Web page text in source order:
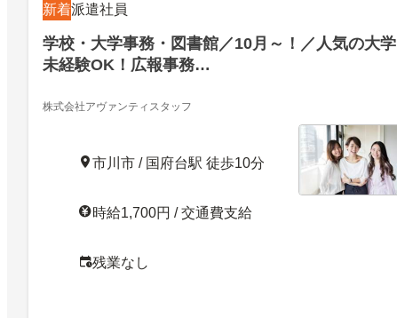
新着派遣社員
学校・大学事務・図書館／10月～！／人気の大学
未経験OK！広報事務…
株式会社アヴァンティスタッフ
市川市 / 国府台駅 徒歩10分
時給1,700円 / 交通費支給
残業なし